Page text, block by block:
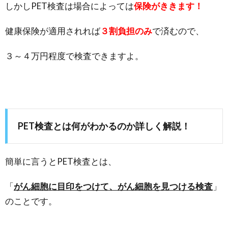
しかしPET検査は場合によっては保険がききます！
健康保険が適用されれば３割負担のみで済むので、
３～４万円程度で検査できますよ。
PET検査とは何がわかるのか詳しく解説！
簡単に言うとPET検査とは、
「がん細胞に目印をつけて、がん細胞を見つける検査 」
のことです。